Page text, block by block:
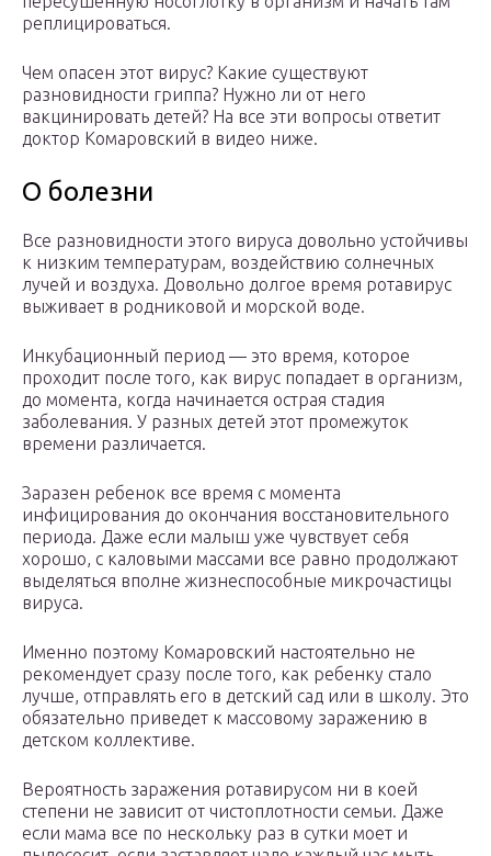
реплицироваться.
Чем опасен этот вирус? Какие существуют
разновидности гриппа? Нужно ли от него
вакцинировать детей? На все эти вопросы ответит
доктор Комаровский в видео ниже.
О болезни
Все разновидности этого вируса довольно устойчивы
к низким температурам, воздействию солнечных
лучей и воздуха. Довольно долгое время ротавирус
выживает в родниковой и морской воде.
Инкубационный период — это время, которое
проходит после того, как вирус попадает в организм,
до момента, когда начинается острая стадия
заболевания. У разных детей этот промежуток
времени различается.
Заразен ребенок все время с момента
инфицирования до окончания восстановительного
периода. Даже если малыш уже чувствует себя
хорошо, с каловыми массами все равно продолжают
выделяться вполне жизнеспособные микрочастицы
вируса.
Именно поэтому Комаровский настоятельно не
рекомендует сразу после того, как ребенку стало
лучше, отправлять его в детский сад или в школу. Это
обязательно приведет к массовому заражению в
детском коллективе.
Вероятность заражения ротавирусом ни в коей
степени не зависит от чистоплотности семьи. Даже
если мама все по нескольку раз в сутки моет и